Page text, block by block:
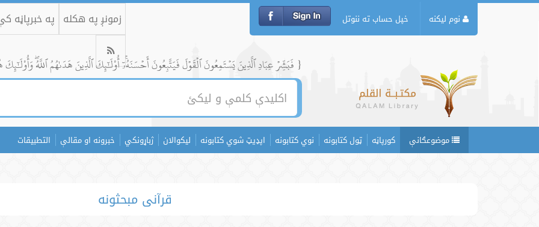
نوم لیکنه خپل حساب ته ننوتل زمونږ په هکله په خبرپاڼه
{ فَبَشِّرۡ عِبَادِ ٱلَّذِينَ يَسۡتَمِعُونَ ٱلۡقَوۡلَ فَيَتَّبِعُونَ أَحۡسَنَهُۥٓۚ أُوْلَٰٓئِكَ ٱلَّذِينَ هَدَىٰهُمُ ٱللَّهُۖ وَأُوْلَٰٓئِكَ
موضوعګانې کورپاڼه ټول کتابونه نوي کتابونه اپډیټ شوي کتابونه لیکوالان ژباړونکي خبرونه او مقالې التطبيقات
قرآنی مبحثونه